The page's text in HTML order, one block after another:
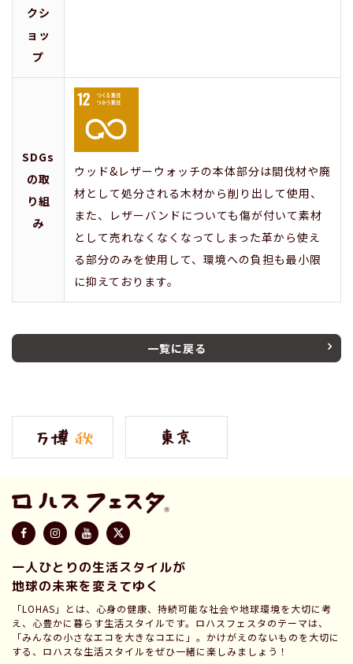
クシ
ョッ
プ
SDGs
の取
り組
み
ウッド&レザーウォッチの本体部分は間伐材や廃
材として処分される木材から削り出して使用、
また、レザーバンドについても傷が付いて素材
として売れなくなくなってしまった革から使え
る部分のみを使用して、環境への負担も最小限
に抑えております。
一覧に戻る
一人ひとりの生活スタイルが
地球の未来を変えてゆく
「LOHAS」とは、心身の健康、持続可能な社会や地球環境を大切に考
え、心豊かに暮らす生活スタイルです。ロハスフェスタのテーマは、
「みんなの小さなエコを大きなコエに」。かけがえのないものを大切に
する、ロハスな生活スタイルをぜひ一緒に楽しみましょう！